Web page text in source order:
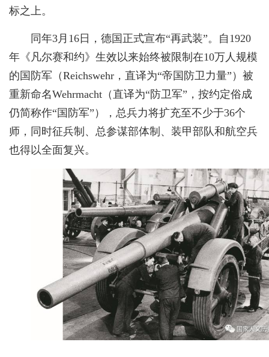
标之上。
同年3月16日，德国正式宣布“再武装”。自1920
年《凡尔赛和约》生效以来始终被限制在10万人规模
的国防军（Reichswehr，直译为“帝国防卫力量”）被
重新命名Wehrmacht（直译为“防卫军”，按约定俗成
仍简称作“国防军”），总兵力将扩充至不少于36个
师，同时征兵制、总参谋部体制、装甲部队和航空兵
也得以全面复兴。